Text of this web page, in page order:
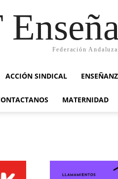
Federación
ACCIÓN SINDICAL
MATERNIDAD